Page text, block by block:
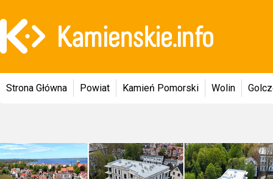
Strona Główna Powiat Kamień Pomorski Wolin